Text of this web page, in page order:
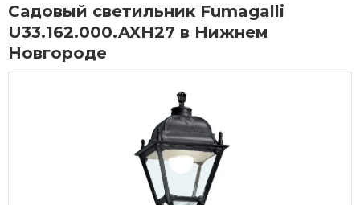
Садовый светильник Fumagalli
U33.162.000.AXH27 в Нижнем
Новгороде